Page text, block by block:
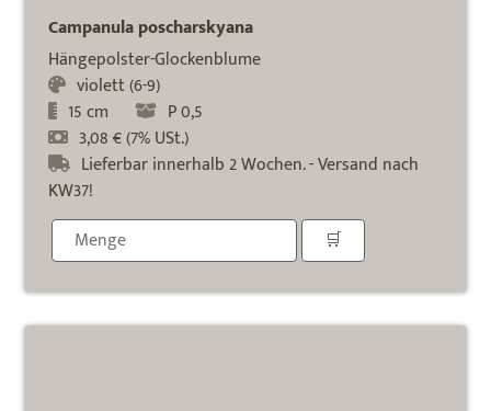
Campanula poscharskyana
Hängepolster-Glockenblume
violett (6-9)
15 cm
P 0,5
3,08 € (7% USt.)
Lieferbar innerhalb 2 Wochen. - Versand nach
KW37!